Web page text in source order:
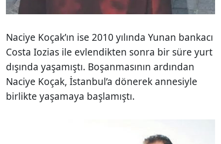
Naciye Koçak’ın ise 2010 yılında Yunan bankacı
Costa Iozias ile evlendikten sonra bir süre yurt
dışında yaşamıştı. Boşanmasının ardından
Naciye Koçak, İstanbul’a dönerek annesiyle
birlikte yaşamaya başlamıştı.